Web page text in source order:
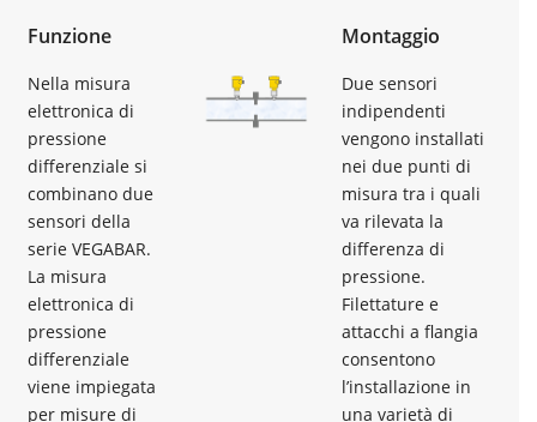
Funzione
Nella misura
elettronica di
pressione
differenziale si
combinano due
sensori della
serie VEGABAR.
La misura
elettronica di
pressione
differenziale
viene impiegata
per misure di
Montaggio
Due sensori
indipendenti
vengono installati
nei due punti di
misura tra i quali
va rilevata la
differenza di
pressione.
Filettature e
attacchi a flangia
consentono
l’installazione in
una varietà di